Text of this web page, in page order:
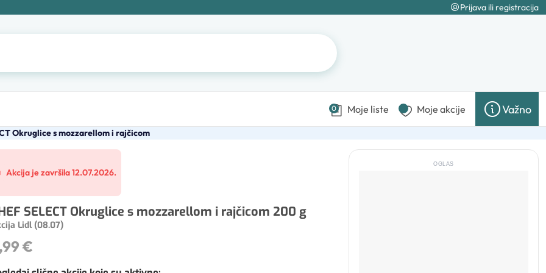
Prijava ili registracija
0 Moje liste Moje akcije Važno
Okruglice s mozzarellom i rajčicom
Akcija je završila 12.07.2026.
SELECT Okruglice s mozzarellom i rajčicom 200 g
Lidl (08.07)
€
OGLAS